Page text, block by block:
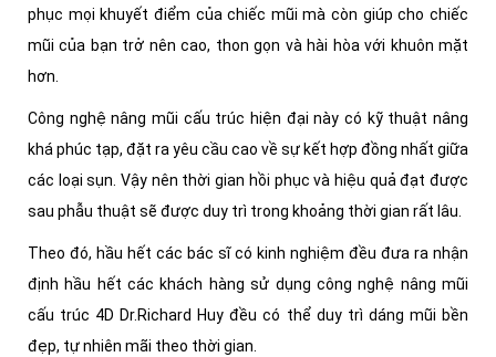
phục mọi khuyết điểm của chiếc mũi mà còn giúp cho chiếc
mũi của bạn trở nên cao, thon gọn và hài hòa với khuôn mặt
hơn.
Công nghệ nâng mũi cấu trúc hiện đại này có kỹ thuật nâng
khá phúc tạp, đặt ra yêu cầu cao về sự kết hợp đồng nhất giữa
các loại sụn. Vậy nên thời gian hồi phục và hiệu quả đạt được
sau phẫu thuật sẽ được duy trì trong khoảng thời gian rất lâu.
Theo đó, hầu hết các bác sĩ có kinh nghiệm đều đưa ra nhận
định hầu hết các khách hàng sử dụng công nghệ nâng mũi
cấu trúc 4D Dr.Richard Huy đều có thể duy trì dáng mũi bền
đẹp, tự nhiên mãi theo thời gian.